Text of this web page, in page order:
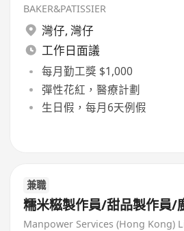
BAKER&PATISSIER
灣仔, 灣仔
工作日面議
每月勤工獎 $1,000
彈性花紅，醫療計劃
生日假，每月6天例假
兼職
糯米糍製作員/甜品製作員/
Manpower Services (Hong Kong)